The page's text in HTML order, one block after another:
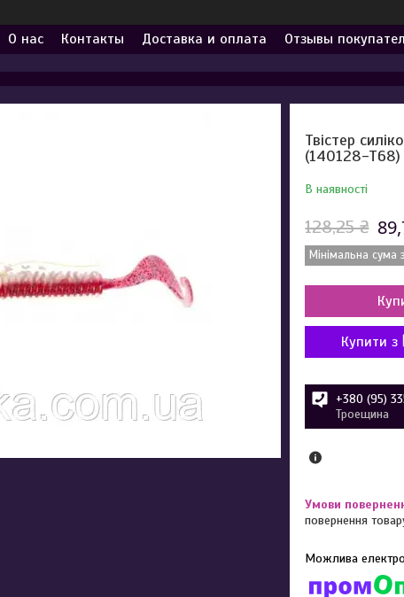
О нас Контакты Доставка и оплата Отзывы
Твістер
(140128-T68)
В наявності
128,25 ₴
Мінімальна
Купити з
+380 (95)
Троещина
повернення